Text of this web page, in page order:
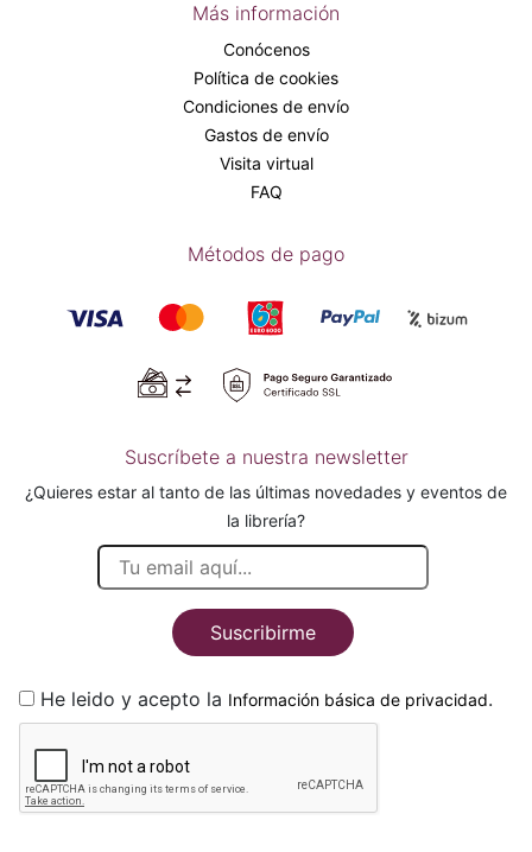
Más información
Conócenos
Política de cookies
Condiciones de envío
Gastos de envío
Visita virtual
FAQ
Métodos de pago
Suscríbete a nuestra newsletter
¿Quieres estar al tanto de las últimas novedades y eventos de
la librería?
Suscribirme
He leido y acepto la Información básica de privacidad.